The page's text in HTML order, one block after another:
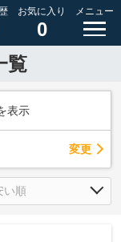
お気に入り
0
メニュー
覧
表示
変更